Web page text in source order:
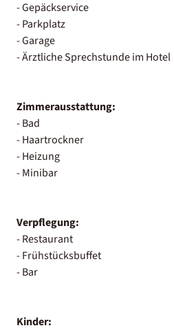
- Gepäckservice
- Parkplatz
- Garage
- Ärztliche Sprechstunde im Hotel
Zimmerausstattung:
- Bad
- Haartrockner
- Heizung
- Minibar
Verpflegung:
- Restaurant
- Frühstücksbuffet
- Bar
Kinder: